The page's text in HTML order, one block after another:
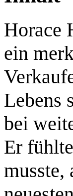
Horace
ein
Lebens
bei
Er